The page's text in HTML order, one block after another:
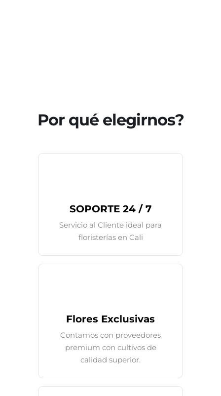
Por qué elegirnos?
SOPORTE 24 / 7
Servicio al Cliente ideal para
floristerías en Cali
Flores Exclusivas
Contamos con proveedores
premium con cultivos de
calidad superior.